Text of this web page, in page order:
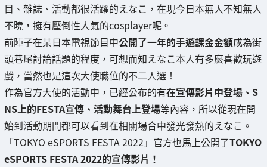
目、雜誌、活動都很活躍的えなこ，在現今日本無人不知無人
不曉，擁有壓倒性人氣的cosplayer呢。
前陣子在某日本電視節目中公開了一年的手遊課金金額成為街
頭巷尾討論話題的程度，可想而知えなこ本人有多麼喜歡玩遊
戲，當然也是這次大使職位的不二人選！
作為官方大使的活動中，已經公布的有在宣傳影片中登場、S
NS上的FESTA宣傳、活動舞台上登場等內容，所以從現在開
始到活動期間都可以看到在相關場合中發光發熱的えなこ。
「TOKYO eSPORTS FESTA 2022」官方也馬上公開了TOKYO
eSPORTS FESTA 2022的宣傳影片！